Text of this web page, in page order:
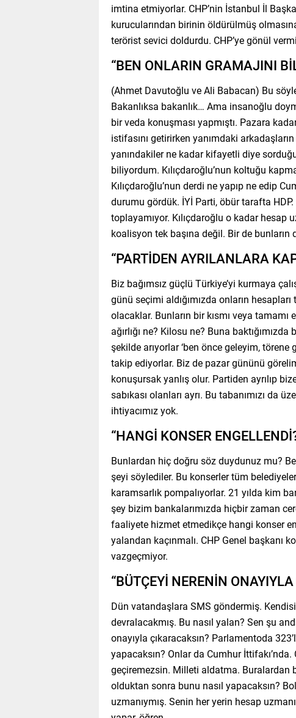
imtina etmiyorlar. CHP’nin İstanbul İl
kurucularından birinin öldürülmüş
terörist sevici doldurdu. CHP’ye gönül
“BEN ONLARIN GRAMAJINI
(Ahmet Davutoğlu ve Ali Babacan) Bu
Bakanlıksa bakanlık… Ama insanoğlu
bir veda konuşması yapmıştı. Pazara
istifasını getirirken yanımdaki
yanındakiler ne kadar kifayetli diye
biliyordum. Kılıçdaroğlu’nun koltuğu
Kılıçdaroğlu’nun derdi ne yapıp ne edip
durumu gördük. İYİ Parti, öbür tarafta
toplayamıyor. Kılıçdaroğlu o kadar hesap
koalisyon tek başına değil. Bir de bunların
“PARTİDEN AYRILANLARA
Biz bağımsız güçlü Türkiye’yi kurmaya
günü seçimi aldığımızda onların
olacaklar. Bunların bir kısmı veya
ağırlığı ne? Kilosu ne? Buna
şekilde arıyorlar ‘ben önce geleyim, törene
takip ediyorlar. Biz de pazar gününü
konuşursak yanlış olur. Partiden ayrılıp
sabıkası olanları ayrı. Bu tabanımızı da
ihtiyacımız yok.
“HANGİ KONSER
Bunlardan hiç doğru söz duydunuz mu?
şeyi söylediler. Bu konserler tüm
karamsarlık pompalıyorlar. 21 yılda kim
şey bizim bankalarımızda hiçbir zaman
faaliyete hizmet etmedikçe hangi konser
yalandan kaçınmalı. CHP Genel başkanı
vazgeçmiyor.
“BÜTÇEYİ NERENİN
Dün vatandaşlara SMS göndermiş.
devralacakmış. Bu nasıl yalan? Sen şu
onayıyla çıkaracaksın? Parlamentoda
yapacaksın? Onlar da Cumhur
geçiremezsin. Milleti aldatma. Buralardan
olduktan sonra bunu nasıl yapacaksın?
uzmanıymış. Senin her yerin hesap